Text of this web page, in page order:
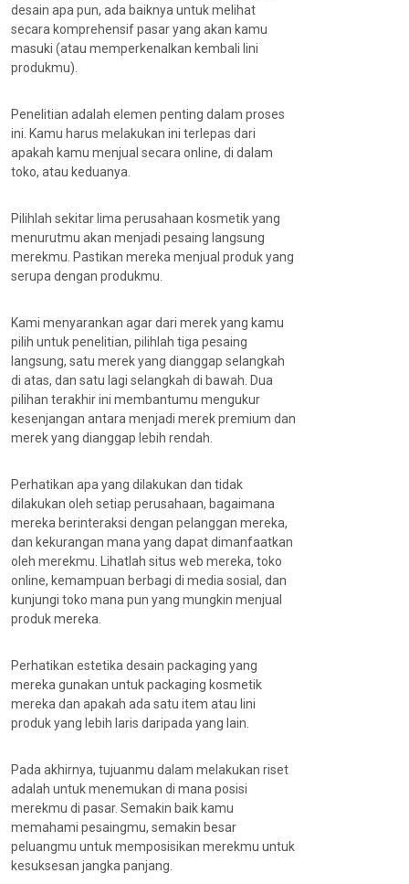
desain apa pun, ada baiknya untuk melihat
secara komprehensif pasar yang akan kamu
masuki (atau memperkenalkan kembali lini
produkmu).
Penelitian adalah elemen penting dalam proses
ini. Kamu harus melakukan ini terlepas dari
apakah kamu menjual secara online, di dalam
toko, atau keduanya.
Pilihlah sekitar lima perusahaan kosmetik yang
menurutmu akan menjadi pesaing langsung
merekmu. Pastikan mereka menjual produk yang
serupa dengan produkmu.
Kami menyarankan agar dari merek yang kamu
pilih untuk penelitian, pilihlah tiga pesaing
langsung, satu merek yang dianggap selangkah
di atas, dan satu lagi selangkah di bawah. Dua
pilihan terakhir ini membantumu mengukur
kesenjangan antara menjadi merek premium dan
merek yang dianggap lebih rendah.
Perhatikan apa yang dilakukan dan tidak
dilakukan oleh setiap perusahaan, bagaimana
mereka berinteraksi dengan pelanggan mereka,
dan kekurangan mana yang dapat dimanfaatkan
oleh merekmu. Lihatlah situs web mereka, toko
online, kemampuan berbagi di media sosial, dan
kunjungi toko mana pun yang mungkin menjual
produk mereka.
Perhatikan estetika desain packaging yang
mereka gunakan untuk packaging kosmetik
mereka dan apakah ada satu item atau lini
produk yang lebih laris daripada yang lain.
Pada akhirnya, tujuanmu dalam melakukan riset
adalah untuk menemukan di mana posisi
merekmu di pasar. Semakin baik kamu
memahami pesaingmu, semakin besar
peluangmu untuk memposisikan merekmu untuk
kesuksesan jangka panjang.